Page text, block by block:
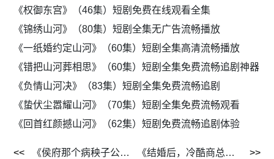
《权御东宫》（46集）短剧免费在线观看全集
《锦绣山河》（80集）短剧全集无广告流畅播放
《一纸婚约定山河》（60集）短剧全集高清流畅播放
《错把山河葬相思》（60集）短剧全集免费流畅追剧神器
《负情山河决》（83集）短剧全集免费流畅追剧
《蛰伏尘嚣耀山河》（70集）短剧全集免费流畅观看
《回首红颜撼山河》（62集）短剧免费流畅追剧体验
《侯府那个病秧子公子》（45集）短剧全集流畅在线追 《结婚后，冷酷商总花式宠妻》（77集）短剧免费全集流畅看